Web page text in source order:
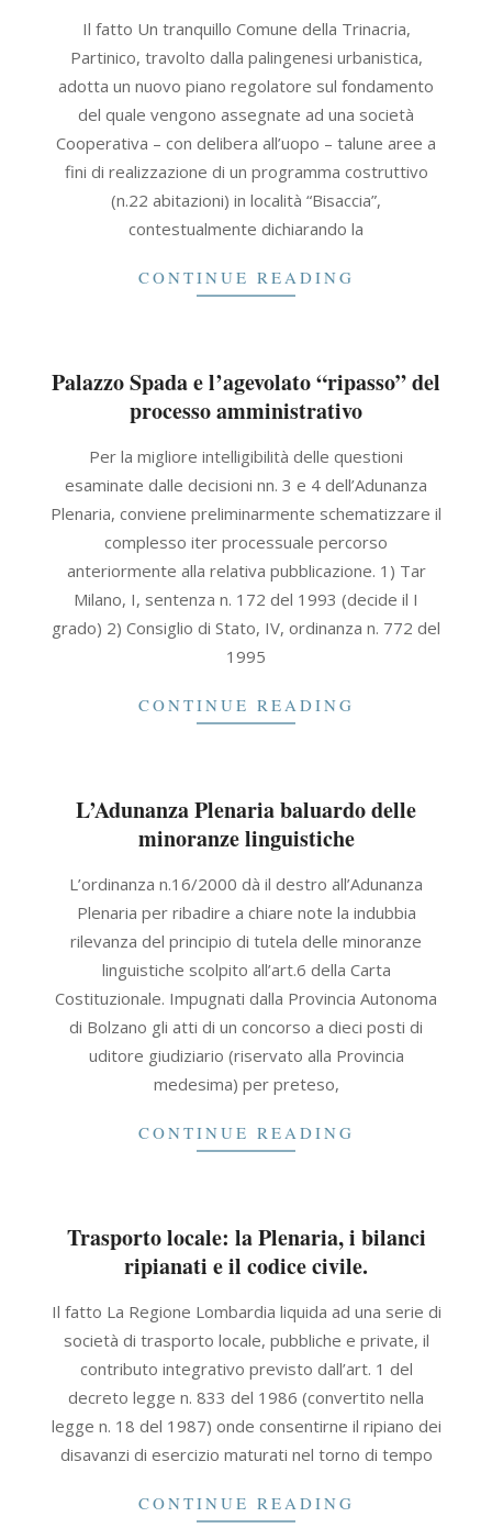
Il fatto Un tranquillo Comune della Trinacria,
Partinico, travolto dalla palingenesi urbanistica,
adotta un nuovo piano regolatore sul fondamento
del quale vengono assegnate ad una società
Cooperativa – con delibera all’uopo – talune aree a
fini di realizzazione di un programma costruttivo
(n.22 abitazioni) in località “Bisaccia”,
contestualmente dichiarando la
CONTINUE READING
Palazzo Spada e l’agevolato “ripasso” del
processo amministrativo
30
Per la migliore intelligibilità delle questioni
esaminate dalle decisioni nn. 3 e 4 dell’Adunanza
Plenaria, conviene preliminarmente schematizzare il
complesso iter processuale percorso
anteriormente alla relativa pubblicazione. 1) Tar
Milano, I, sentenza n. 172 del 1993 (decide il I
grado) 2) Consiglio di Stato, IV, ordinanza n. 772 del
1995
CONTINUE READING
L’Adunanza Plenaria baluardo delle
minoranze linguistiche
09-L’ordinanza n.16/2000 dà il destro all’Adunanza
Plenaria per ribadire a chiare note la indubbia
rilevanza del principio di tutela delle minoranze
linguistiche scolpito all’art.6 della Carta
Costituzionale. Impugnati dalla Provincia Autonoma
di Bolzano gli atti di un concorso a dieci posti di
uditore giudiziario (riservato alla Provincia
medesima) per preteso,
CONTINUE READING
Trasporto locale: la Plenaria, i bilanci
ripianati e il codice civile.
09-
30
Il fatto La Regione Lombardia liquida ad una serie di
società di trasporto locale, pubbliche e private, il
contributo integrativo previsto dall’art. 1 del
decreto legge n. 833 del 1986 (convertito nella
legge n. 18 del 1987) onde consentirne il ripiano dei
disavanzi di esercizio maturati nel torno di tempo
CONTINUE READING